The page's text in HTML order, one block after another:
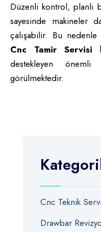
Düzenli kontrol, planlı
sayesinde makineler
çalışabilir. Bu
Cnc Tamir Servisi
destekleyen
görülmektedir.
Cnc Teknik
Drawbar